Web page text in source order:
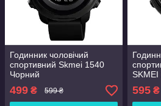
Годинник чоловічий
спортивний Skmei 1540
Чорний
499 ₴ 599 ₴
SKMEI
595₴